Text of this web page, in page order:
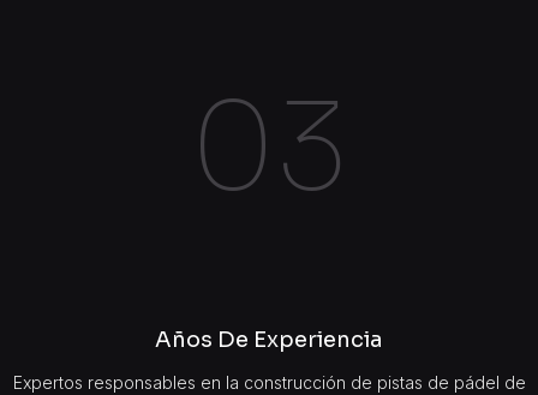
03
Años De Experiencia
Expertos responsables en la construcción de pistas de pádel de